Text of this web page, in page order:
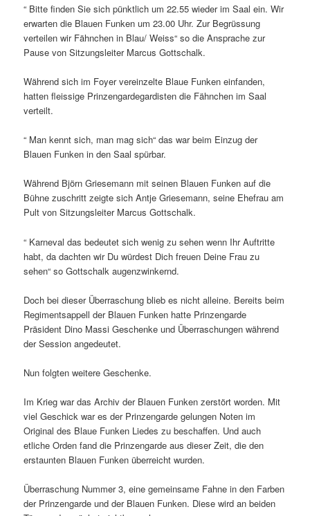
“ Bitte finden Sie sich pünktlich um 22.55 wieder im Saal ein. Wir
erwarten die Blauen Funken um 23.00 Uhr. Zur Begrüssung
verteilen wir Fähnchen in Blau/ Weiss“ so die Ansprache zur
Pause von Sitzungsleiter Marcus Gottschalk.
Während sich im Foyer vereinzelte Blaue Funken einfanden,
hatten fleissige Prinzengardegardisten die Fähnchen im Saal
verteilt.
“ Man kennt sich, man mag sich“ das war beim Einzug der
Blauen Funken in den Saal spürbar.
Während Björn Griesemann mit seinen Blauen Funken auf die
Bühne zuschritt zeigte sich Antje Griesemann, seine Ehefrau am
Pult von Sitzungsleiter Marcus Gottschalk.
“ Karneval das bedeutet sich wenig zu sehen wenn Ihr Auftritte
habt, da dachten wir Du würdest Dich freuen Deine Frau zu
sehen“ so Gottschalk augenzwinkernd.
Doch bei dieser Überraschung blieb es nicht alleine. Bereits beim
Regimentsappell der Blauen Funken hatte Prinzengarde
Präsident Dino Massi Geschenke und Überraschungen während
der Session angedeutet.
Nun folgten weitere Geschenke.
Im Krieg war das Archiv der Blauen Funken zerstört worden. Mit
viel Geschick war es der Prinzengarde gelungen Noten im
Original des Blaue Funken Liedes zu beschaffen. Und auch
etliche Orden fand die Prinzengarde aus dieser Zeit, die den
erstaunten Blauen Funken überreicht wurden.
Überraschung Nummer 3, eine gemeinsame Fahne in den Farben
der Prinzengarde und der Blauen Funken. Diese wird an beiden